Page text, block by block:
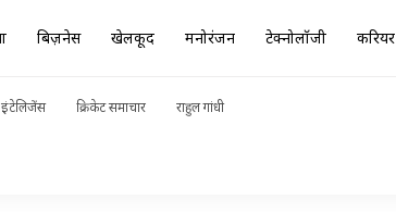
बिज़नेस खेलकूद मनोरंजन टेक्नोलॉजी करियर
इंटेलिजेंस क्रिकेट समाचार राहुल गांधी